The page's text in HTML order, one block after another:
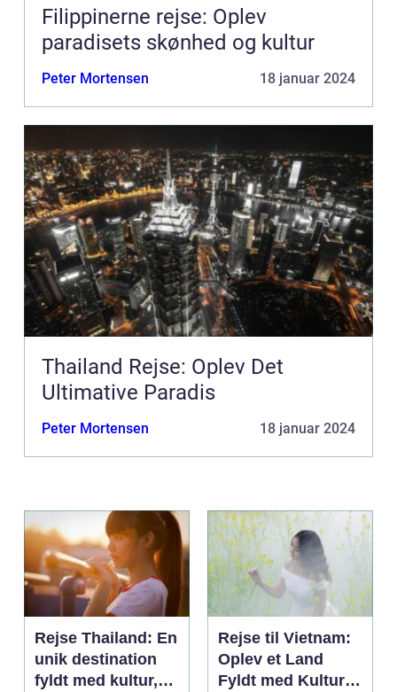
Filippinerne rejse: Oplev
paradisets skønhed og kultur
Peter Mortensen 18 januar 2024
Thailand Rejse: Oplev Det
Ultimative Paradis
Peter Mortensen 18 januar 2024
Rejse Thailand: En
unik destination
fyldt med kultur,
Rejse til Vietnam:
Oplev et Land
Fyldt med Kultur,